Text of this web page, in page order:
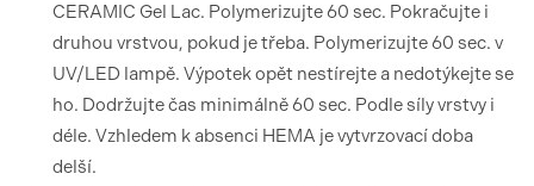
CERAMIC Gel Lac. Polymerizujte 60 sec. Pokračujte i
druhou vrstvou, pokud je třeba. Polymerizujte 60 sec. v
UV/LED lampě. Výpotek opět nestírejte a nedotýkejte se
ho. Dodržujte čas minimálně 60 sec. Podle síly vrstvy i
déle. Vzhledem k absenci HEMA je vytvrzovací doba
delší.